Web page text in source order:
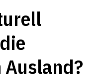
Ausland?